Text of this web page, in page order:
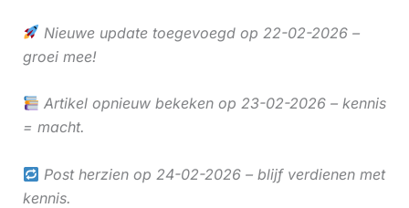
Nieuwe update toegevoegd op 22-02-2026 –
groei mee!
Artikel opnieuw bekeken op 23-02-2026 – kennis
= macht.
Post herzien op 24-02-2026 – blijf verdienen met
kennis.